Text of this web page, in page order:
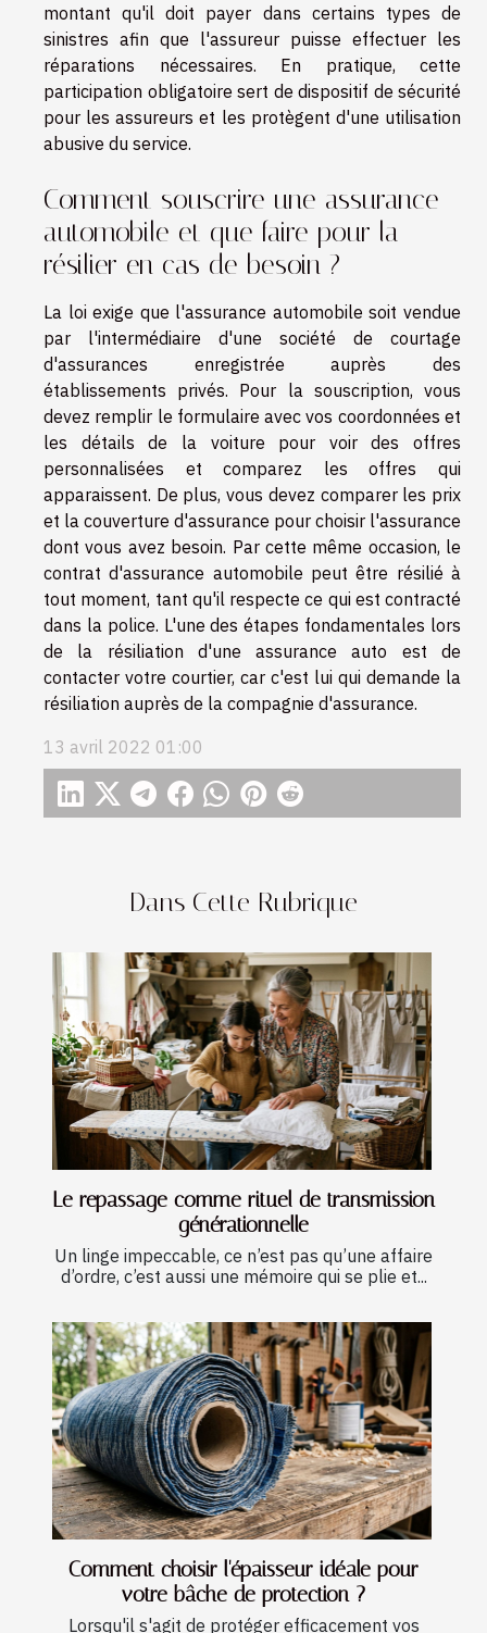
Dans Cette Rubrique
Le repassage comme rituel de transmission
générationnelle
Un linge impeccable, ce n’est pas qu’une affaire
d’ordre, c’est aussi une mémoire qui se plie et...
Comment choisir l'épaisseur idéale pour
votre bâche de protection ?
Lorsqu'il s'agit de protéger efficacement vos
montant qu'il doit payer dans certains types de
sinistres afin que l'assureur puisse effectuer les
réparations nécessaires. En pratique, cette
participation obligatoire sert de dispositif de sécurité
pour les assureurs et les protègent d'une utilisation
abusive du service.
Comment souscrire une assurance
automobile et que faire pour la
résilier en cas de besoin ?
La loi exige que l'assurance automobile soit vendue
par l'intermédiaire d'une société de courtage
d'assurances enregistrée auprès des
établissements privés. Pour la souscription, vous
devez remplir le formulaire avec vos coordonnées et
les détails de la voiture pour voir des offres
personnalisées et comparez les offres qui
apparaissent. De plus, vous devez comparer les prix
et la couverture d'assurance pour choisir l'assurance
dont vous avez besoin. Par cette même occasion, le
contrat d'assurance automobile peut être résilié à
tout moment, tant qu'il respecte ce qui est contracté
dans la police. L'une des étapes fondamentales lors
de la résiliation d'une assurance auto est de
contacter votre courtier, car c'est lui qui demande la
résiliation auprès de la compagnie d'assurance.
13 avril 2022 01:00